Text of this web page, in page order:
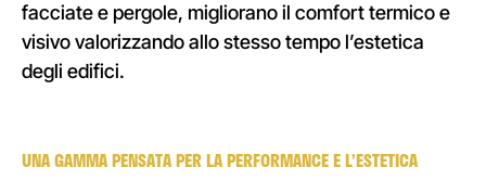
facciate e pergole, migliorano il comfort termico e
visivo valorizzando allo stesso tempo l’estetica
degli edifici.
UNA GAMMA PENSATA PER LA PERFORMANCE E L’ESTETICA